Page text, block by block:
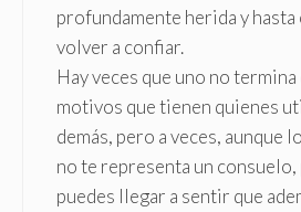
profundamente herida y hasta
volver a confiar.
Hay veces que uno no
motivos que tienen quienes
demás, pero a veces, aunque
no te representa un
puedes llegar a sentir que